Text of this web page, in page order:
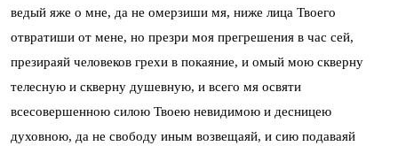
ведый яже о мне, да не омерзиши мя, ниже лица Твоего
отвратиши от мене, но презри моя прегрешения в час сей,
презираяй человеков грехи в покаяние, и омый мою скверну
телесную и скверну душевную, и всего мя освяти
всесовершенною силою Твоею невидимою и десницею
духовною, да не свободу иным возвещаяй, и сию подаваяй